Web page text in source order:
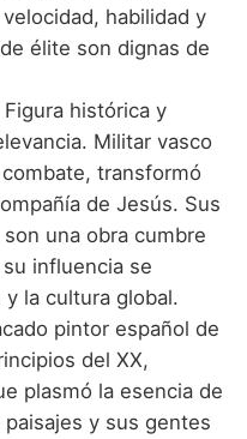
habilidad y
élite son dignas de
Figura histórica y
Militar vasco
transformó
de Jesús. Sus
una obra cumbre
influencia se
la cultura global.
pintor español de
del XX,
plasmó la esencia de
y sus gentes